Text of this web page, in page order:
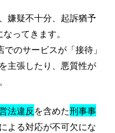
嫌疑不十分、起訴猶予
ってきます。
のサービスが「接待」
主張したり、悪質性が
法違反を含めた刑事事
よる対応が不可欠にな